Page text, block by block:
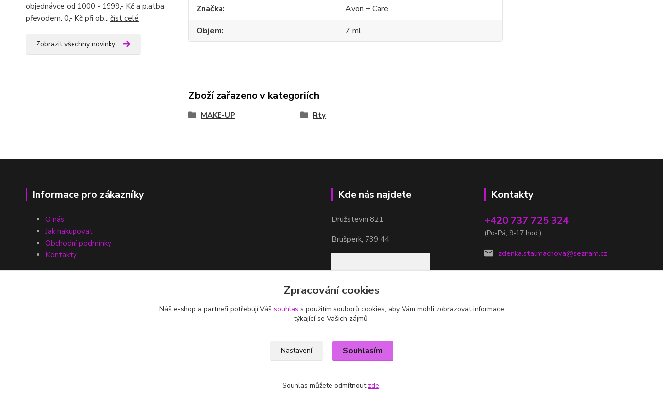
objednávce od 1000 - 1999,- Kč a platba
převodem. 0,- Kč při ob... číst celé
Zobrazit všechny novinky
Značka
Avon + Care
Objem
7 ml
Zboží zařazeno v kategoriích
MAKE-UP Rty
Informace pro zákazníky
O nás
Jak nakupovat
Obchodní podmínky
Kontakty
Kde nás najdete
Družstevní 821
Brušperk, 739 44
Kontakty
+420 737 725 324
(Po-Pá, 9-17 hod.)
zdenka.stalmachova@seznam.cz
Zpracování cookies
Náš e-shop a partneři potřebují Váš souhlas s použitím souborů cookies, aby Vám mohli zobrazovat informace
týkající se Vašich zájmů.
Nastavení Souhlasím
Souhlas můžete odmítnout zde.